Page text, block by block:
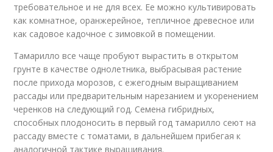
требовательное и не для всех. Ее можно культивировать
как комнатное, оранжерейное, тепличное древесное или
как садовое кадочное с зимовкой в помещении.
Тамарилло все чаще пробуют вырастить в открытом
грунте в качестве однолетника, выбрасывая растение
после прихода морозов, с ежегодным выращиванием
рассады или предварительным нарезанием и укоренением
черенков на следующий год. Семена гибридных,
способных плодоносить в первый год тамарилло сеют на
рассаду вместе с томатами, в дальнейшем прибегая к
аналогичной тактике выращивания.